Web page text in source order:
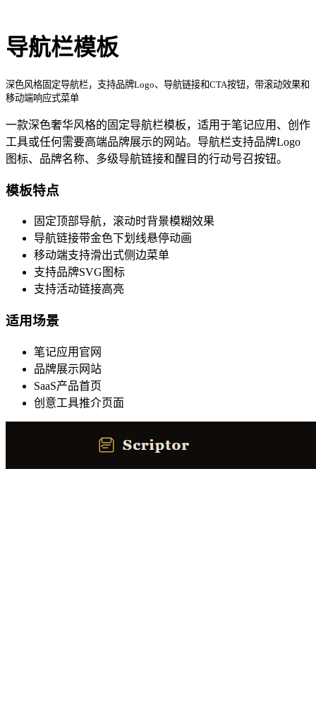
导航栏模板
深色风格固定导航栏，支持品牌Logo、导航链接和CTA按钮，带滚动效果和
移动端响应式菜单
一款深色奢华风格的固定导航栏模板，适用于笔记应用、创作
工具或任何需要高端品牌展示的网站。导航栏支持品牌Logo
图标、品牌名称、多级导航链接和醒目的行动号召按钮。
模板特点
固定顶部导航，滚动时背景模糊效果
导航链接带金色下划线悬停动画
移动端支持滑出式侧边菜单
支持品牌SVG图标
支持活动链接高亮
适用场景
笔记应用官网
品牌展示网站
SaaS产品首页
创意工具推介页面